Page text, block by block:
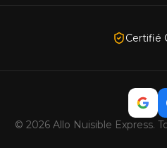
Certifié
© 2026 Allo Nuisible Express.